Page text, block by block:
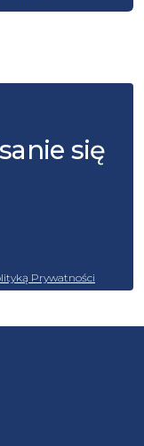
się
Prywatności